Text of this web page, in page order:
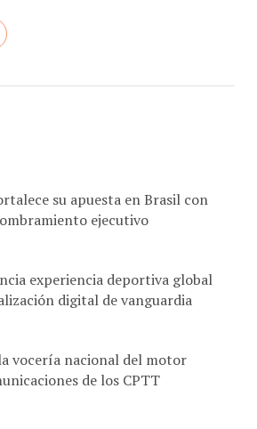
su apuesta en Brasil con
ejecutivo
experiencia deportiva global
digital de vanguardia
vocería nacional del motor
de los CPTT